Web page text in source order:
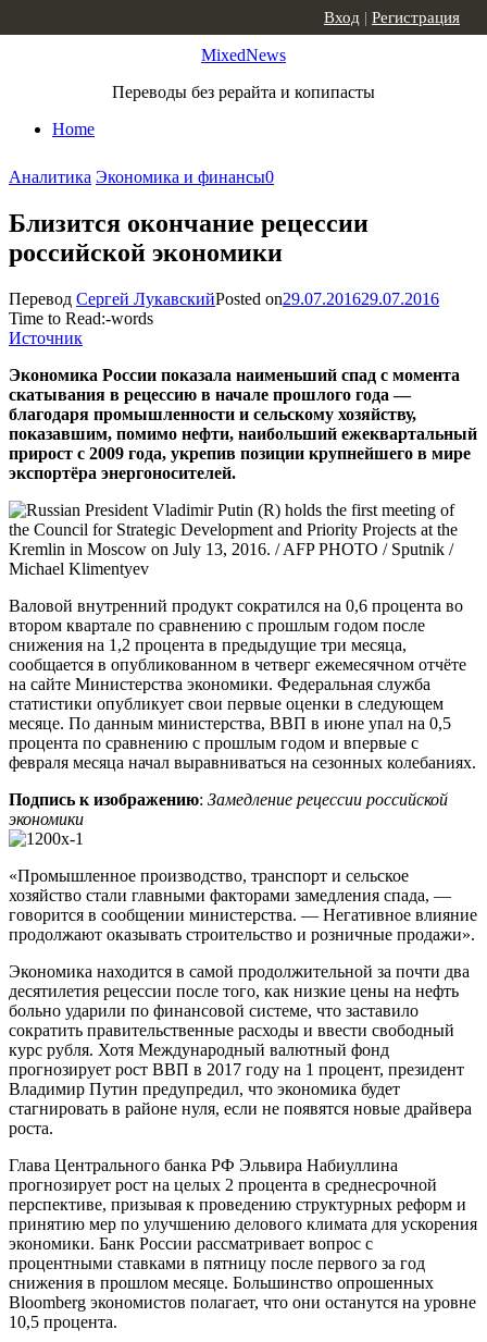
MixedNews
Переводы без рерайта и копипасты
Home
Вход | Регистрация
Аналитика Экономика и финансы0
Близится окончание рецессии
российской экономики
Перевод Сергей ЛукавскийPosted on29.07.201629.07.2016
Time to Read:-words
Источник
Экономика России показала наименьший спад с момента
скатывания в рецессию в начале прошлого года —
благодаря промышленности и сельскому хозяйству,
показавшим, помимо нефти, наибольший ежеквартальный
прирост с 2009 года, укрепив позиции крупнейшего в мире
экспортёра энергоносителей.
Валовой внутренний продукт сократился на 0,6 процента во
втором квартале по сравнению с прошлым годом после
снижения на 1,2 процента в предыдущие три месяца,
сообщается в опубликованном в четверг ежемесячном отчёте
на сайте Министерства экономики. Федеральная служба
статистики опубликует свои первые оценки в следующем
месяце. По данным министерства, ВВП в июне упал на 0,5
процента по сравнению с прошлым годом и впервые с
февраля месяца начал выравниваться на сезонных колебаниях.
Подпись к изображению: Замедление рецессии российской
экономики
«Промышленное производство, транспорт и сельское
хозяйство стали главными факторами замедления спада, —
говорится в сообщении министерства. — Негативное влияние
продолжают оказывать строительство и розничные продажи».
Экономика находится в самой продолжительной за почти два
десятилетия рецессии после того, как низкие цены на нефть
больно ударили по финансовой системе, что заставило
сократить правительственные расходы и ввести свободный
курс рубля. Хотя Международный валютный фонд
прогнозирует рост ВВП в 2017 году на 1 процент, президент
Владимир Путин предупредил, что экономика будет
стагнировать в районе нуля, если не появятся новые драйвера
роста.
Глава Центрального банка РФ Эльвира Набиуллина
прогнозирует рост на целых 2 процента в среднесрочной
перспективе, призывая к проведению структурных реформ и
принятию мер по улучшению делового климата для ускорения
экономики. Банк России рассматривает вопрос с
процентными ставками в пятницу после первого за год
снижения в прошлом месяце. Большинство опрошенных
Bloomberg экономистов полагает, что они останутся на уровне
10,5 процента.